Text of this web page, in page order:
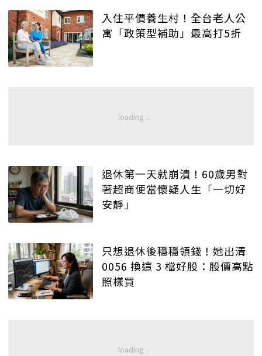
入住平價養生村！全台老人公
寓「政策型補助」最高打5折
退休第一天就崩潰！60歲男對
著超商便當懷疑人生「一切好
安靜」
只想退休後穩穩領錢！她出清
0056 換這 3 檔好股：股價高點
照樣買